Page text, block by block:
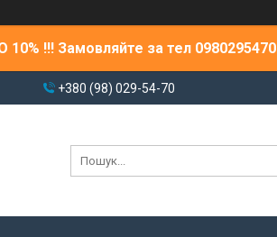
!!! Замовляйте за тел 0980295470
+380 (98) 029-54-70